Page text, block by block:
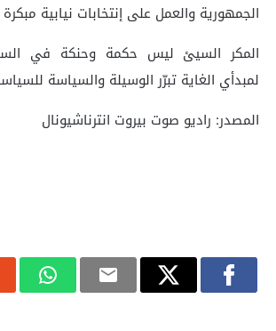
الجمهورية والعمل على إنتخابات نيابية
‏المكر السيئ ليس حكمة وحنكة في
لمبدأي الغاية تبرّر الوسيلة والسياسة
المصدر: راديو صوت بيروت انترناشيونال